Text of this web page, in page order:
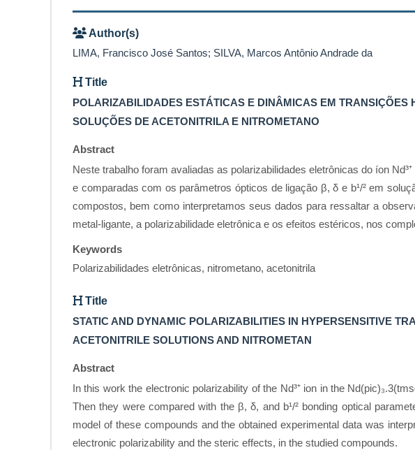
Author(s)
LIMA, Francisco José Santos; SILVA, Marcos Antônio Andrade da
Title
POLARIZABILIDADES ESTÁTICAS E DINÂMICAS EM TRANSIÇÕES
SOLUÇÕES DE ACETONITRILA E NITROMETANO
Abstract
Neste trabalho foram avaliadas as polarizabilidades eletrônicas do íon
e comparadas com os parâmetros ópticos de ligação β, δ e b¹/² em
compostos, bem como interpretamos seus dados para ressaltar a
metal-ligante, a polarizabilidade eletrônica e os efeitos estéricos, nos
Keywords
Polarizabilidades eletrônicas, nitrometano, acetonitrila
Title
STATIC AND DYNAMIC POLARIZABILITIES IN HYPERSENSITIVE
ACETONITRILE SOLUTIONS AND NITROMETAN
Abstract
In this work the electronic polarizability of the Nd³⁺ ion in the
Then they were compared with the β, δ, and b¹/² bonding optical
model of these compounds and the obtained experimental data was
electronic polarizability and the steric effects, in the studied compounds.